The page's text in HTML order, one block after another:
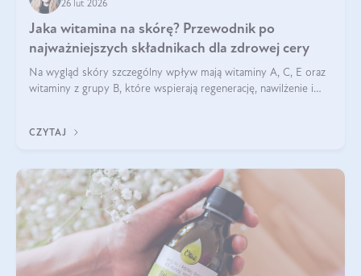
26 lut 2026
Jaka witamina na skórę? Przewodnik po
najważniejszych składnikach dla zdrowej cery
Na wygląd skóry szczególny wpływ mają witaminy A, C, E oraz
witaminy z grupy B, które wspierają regenerację, nawilżenie i
CZYTAJ